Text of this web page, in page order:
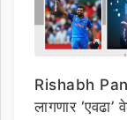
Rishabh
लागणार